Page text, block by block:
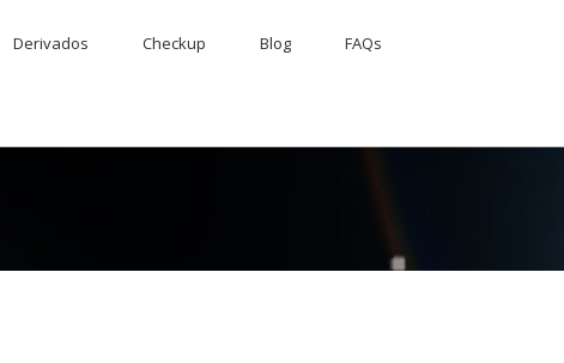
Derivados Checkup Blog FAQs